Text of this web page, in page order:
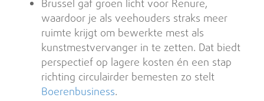
Brussel gaf groen licht voor Renure,
waardoor je als veehouders straks meer
ruimte krijgt om bewerkte mest als
kunstmestvervanger in te zetten. Dat biedt
perspectief op lagere kosten én een stap
richting circulairder bemesten zo stelt
Boerenbusiness.